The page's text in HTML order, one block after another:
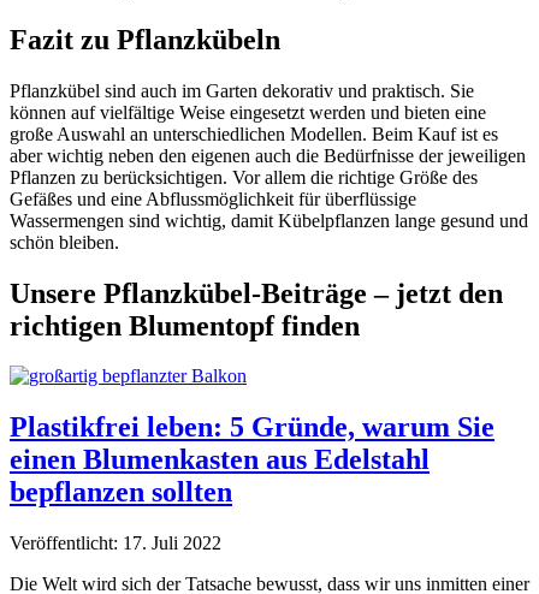
Fazit zu Pflanzkübeln
Pflanzkübel sind auch im Garten dekorativ und praktisch. Sie
können auf vielfältige Weise eingesetzt werden und bieten eine
große Auswahl an unterschiedlichen Modellen. Beim Kauf ist es
aber wichtig neben den eigenen auch die Bedürfnisse der jeweiligen
Pflanzen zu berücksichtigen. Vor allem die richtige Größe des
Gefäßes und eine Abflussmöglichkeit für überflüssige
Wassermengen sind wichtig, damit Kübelpflanzen lange gesund und
schön bleiben.
Unsere Pflanzkübel-Beiträge – jetzt den
richtigen Blumentopf finden
Plastikfrei leben: 5 Gründe, warum Sie
einen Blumenkasten aus Edelstahl
bepflanzen sollten
Veröffentlicht: 17. Juli 2022
Die Welt wird sich der Tatsache bewusst, dass wir uns inmitten einer